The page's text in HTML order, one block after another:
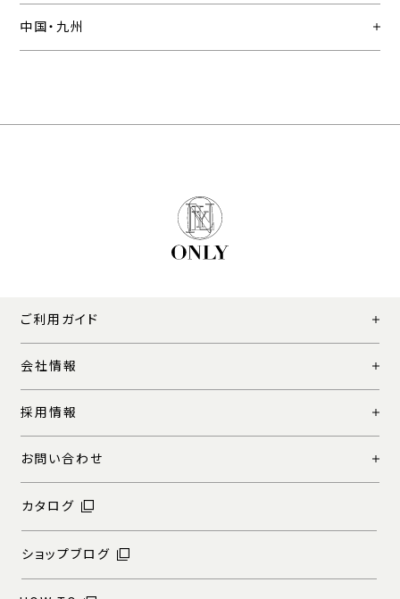
中国・九州
ご利用ガイド
会社情報
採用情報
お問い合わせ
カタログ
ショップブログ